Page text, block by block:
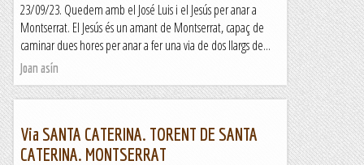
23/09/23. Quedem amb el José Luis i el Jesús per anar a
Montserrat. El Jesús és un amant de Montserrat, capaç de
caminar dues hores per anar a fer una via de dos llargs de...
Joan asín
Via SANTA CATERINA. TORENT DE SANTA
CATERINA. MONTSERRAT